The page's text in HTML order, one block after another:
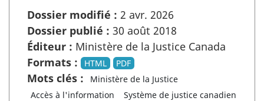
Dossier modifié : 2 avr. 2026
Dossier publié : 30 août 2018
Éditeur : Ministère de la Justice Canada
Formats :
HTML PDF
Mots clés :
Ministère de la Justice
Accès à l'information
Système de justice canadien